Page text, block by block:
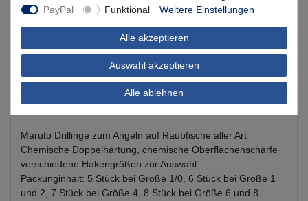
Produktsicherheit
Maruto Drillinge zum Angeln auf Raubfische aller Art
Chemische Doppelhärtung, chemische Oberflächenschärfe
verschiedene Hakengrößen zur Auswahl
Packunginhalt: 5 Stück bei Größe 1/0, 6 Stück bei Größe 1
und 2, 7 Stück bei Größe 4, 8 Stück bei Größe 6 und 8
PayPal
Funktional Weitere Einstellungen
Alle akzeptieren
Auswahl akzeptieren
Alle ablehnen